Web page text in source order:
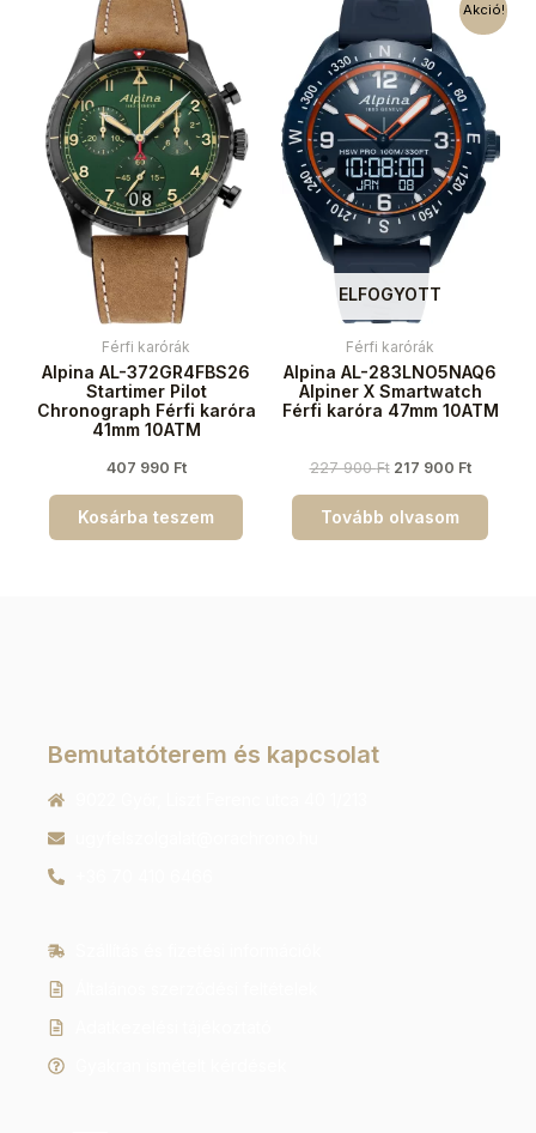
Férfi karórák
Alpina AL-372GR4FBS26
Startimer Pilot
Chronograph Férfi karóra
41mm 10ATM
407 990 Ft
Kosárba teszem
Akció!
ELFOGYOTT
Férfi karórák
Alpina AL-283LNO5NAQ6
Alpiner X Smartwatch
Férfi karóra 47mm 10ATM
227 900Ft 217 900 Ft
Tovább olvasom
Bemutatóterem és kapcsolat